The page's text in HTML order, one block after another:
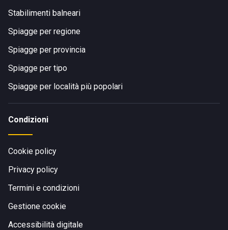
Stabilimenti balneari
Spiagge per regione
Spiagge per provincia
Spiagge per tipo
Spiagge per località più popolari
Condizioni
Cookie policy
Privacy policy
Termini e condizioni
Gestione cookie
Accessibilità digitale